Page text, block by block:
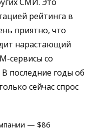
рейтинга в
приятно, что
нарастающий
сервисы со
последние годы об
сейчас спрос
— $86